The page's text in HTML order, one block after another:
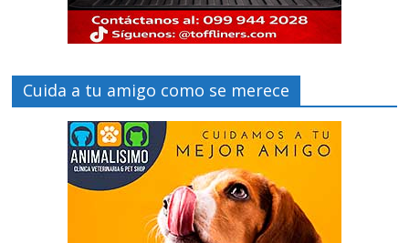
Cuida a tu amigo como se merece